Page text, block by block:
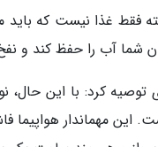
فقط غذا نیست که
شما آب را حفظ کند و
توصیه کرد: با این حال،
این مهماندار